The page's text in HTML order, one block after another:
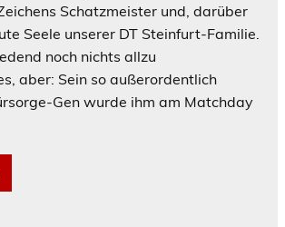
Schatzmeister und, darüber
Seele unserer DT Steinfurt-Familie.
noch nichts allzu
aber: Sein so außerordentlich
Gen wurde ihm am Matchday